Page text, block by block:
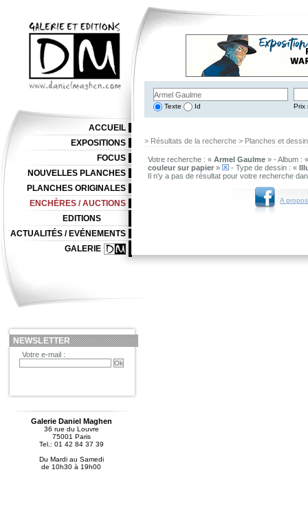
Texte Id Prix
> Résultats de la recherche > Planches et
Votre recherche : « Armel Gaulme » - Album :
couleur sur papier » - Type de dessin : «
Il n'y a pas de résultat pour votre recherche
A
ACCUEIL
EXPOSITIONS
FOCUS
NOUVELLES PLANCHES
PLANCHES ORIGINALES
ENCHÈRES / AUCTIONS
EDITIONS
ACTUALITÉS / EVÉNEMENTS
GALERIE
NEWSLETTER
Votre e-mail :
Galerie Daniel Maghen
36 rue du Louvre
75001 Paris
Tel.: 01 42 84 37 39
Du Mardi au Samedi
de 10h30 à 19h00